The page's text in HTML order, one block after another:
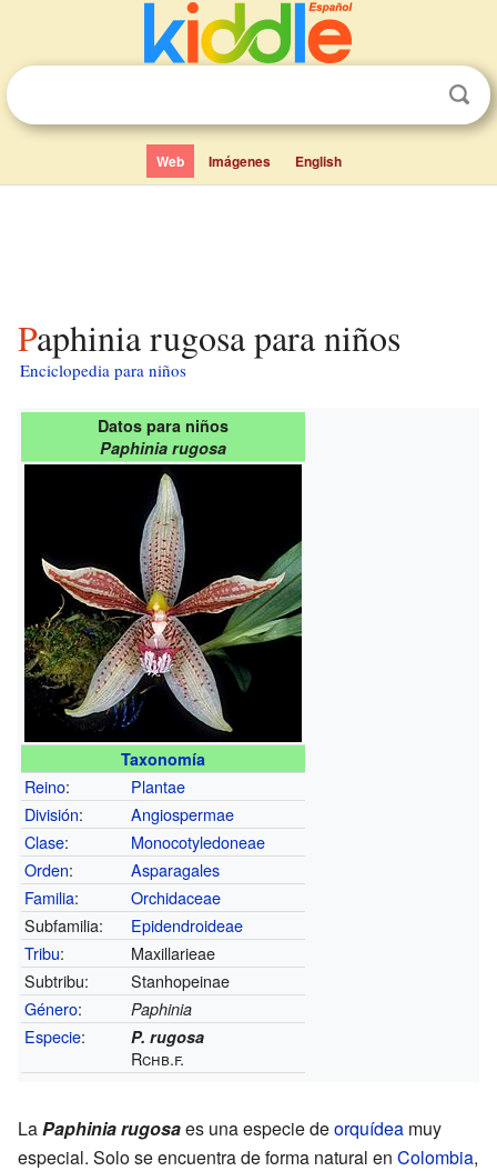
Web Imágenes English
Paphinia rugosa para niños
Enciclopedia para niños
Datos para niños
Paphinia rugosa
Taxonomía
Reino:
Plantae
División:
Angiospermae
Clase:
Monocotyledoneae
Orden:
Asparagales
Familia:
Orchidaceae
Subfamilia:
Epidendroideae
Tribu:
Maxillarieae
Subtribu:
Stanhopeinae
Género: Paphinia
Especie: P. rugosa
Rchb.f.
LaPaphinia rugosaes una especie deorquídea muy
especial. Solo se encuentra de forma natural en Colombia,